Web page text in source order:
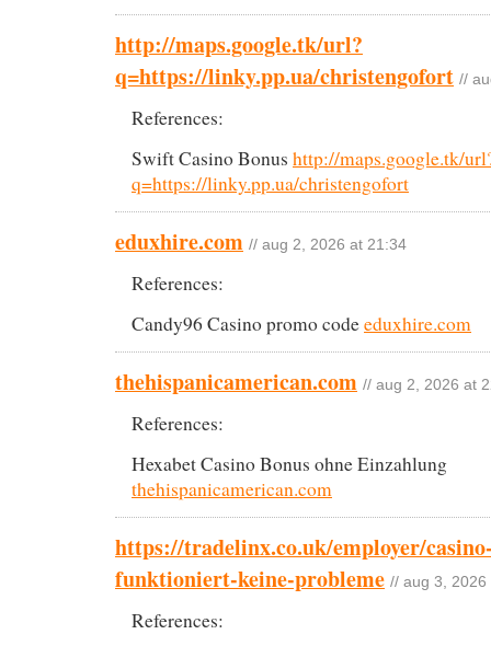
http://maps.google.tk/url?
q=https://linky.pp.ua/christengofort //
References:
Swift Casino Bonus http://maps.google.tk/
q=https://linky.pp.ua/christengofort
eduxhire.com // aug 2, 2026 at 21:34
References:
Candy96 Casino promo codeeduxhire.com
thehispanicamerican.com // aug 2, 2026 at
References:
Hexabet Casino Bonus ohne Einzahlung
thehispanicamerican.com
https://tradelinx.co.uk/employer/
funktioniert-keine-probleme // aug 3, 2026
References: